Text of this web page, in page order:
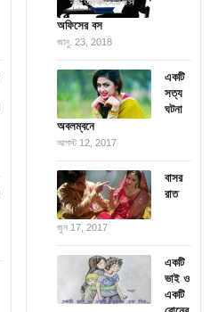
অফিসের বস
জানু. 23, 2018
একটি
সত্য
ঘটনা
অবলম্বনে
আগস্ট 12, 2017
বাসর
রাত
জুন 17, 2017
একটি
ভাই ও
একটি